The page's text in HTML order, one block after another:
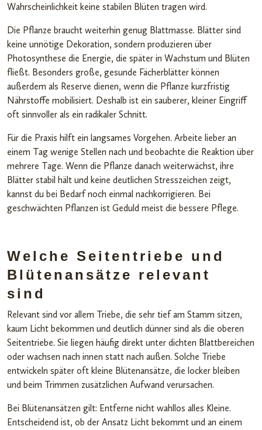
Wahrscheinlichkeit keine stabilen Blüten tragen wird.
Die Pflanze braucht weiterhin genug Blattmasse. Blätter sind
keine unnötige Dekoration, sondern produzieren über
Photosynthese die Energie, die später in Wachstum und Blüten
fließt. Besonders große, gesunde Fächerblätter können
außerdem als Reserve dienen, wenn die Pflanze kurzfristig
Nährstoffe mobilisiert. Deshalb ist ein sauberer, kleiner Eingriff
oft sinnvoller als ein radikaler Schnitt.
Für die Praxis hilft ein langsames Vorgehen. Arbeite lieber an
einem Tag wenige Stellen nach und beobachte die Reaktion über
mehrere Tage. Wenn die Pflanze danach weiterwächst, ihre
Blätter stabil hält und keine deutlichen Stresszeichen zeigt,
kannst du bei Bedarf noch einmal nachkorrigieren. Bei
geschwächten Pflanzen ist Geduld meist die bessere Pflege.
Welche Seitentriebe und
Blütenansätze relevant
sind
Relevant sind vor allem Triebe, die sehr tief am Stamm sitzen,
kaum Licht bekommen und deutlich dünner sind als die oberen
Seitentriebe. Sie liegen häufig direkt unter dichten Blattbereichen
oder wachsen nach innen statt nach außen. Solche Triebe
entwickeln später oft kleine Blütenansätze, die locker bleiben
und beim Trimmen zusätzlichen Aufwand verursachen.
Bei Blütenansätzen gilt: Entferne nicht wahllos alles Kleine.
Entscheidend ist, ob der Ansatz Licht bekommt und an einem